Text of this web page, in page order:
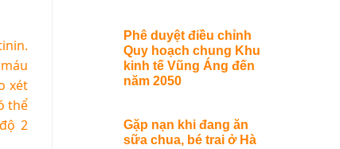
xét
thể
2
Phê duyệt điều chỉnh
Quy hoạch chung Khu
kinh tế Vũng Áng đến
năm 2050
Gặp nạn khi đang ăn
sữa chua, bé trai ở Hà